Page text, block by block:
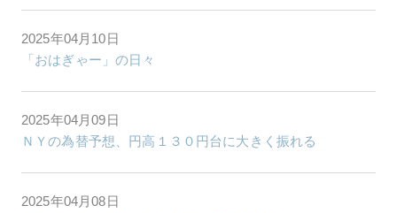
2025年04月10日
「おはぎゃー」の日々
2025年04月09日
ＮＹの為替予想、円高１３０円台に大きく振れる
2025年04月08日